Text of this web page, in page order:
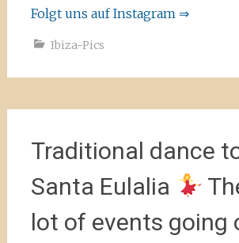
Folgt uns auf Instagram ⇒
Ibiza-Pics
Traditional dance
Santa Eulalia
lot of events going